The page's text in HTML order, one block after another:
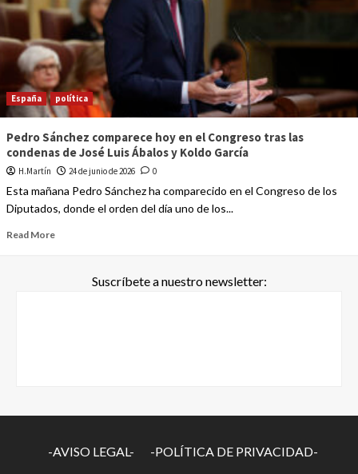
España política
Pedro Sánchez comparece hoy en el Congreso tras las
condenas de José Luis Ábalos y Koldo García
H.Martín 24 de junio de 2026 0
Esta mañana Pedro Sánchez ha comparecido en el Congreso de los
Diputados, donde el orden del día uno de los...
Read More
Suscríbete a nuestro newsletter:
-AVISO LEGAL- -POLÍTICA DE PRIVACIDAD-